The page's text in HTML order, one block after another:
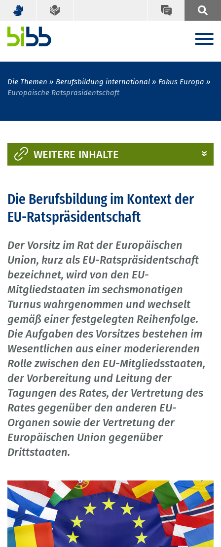
Die Themen Berufsbildung international
Fokus Europa
Europäische Ratspräsidentschaft
WEITERE INHALTE
Die Berufsbildung im Kontext der
EU-Ratspräsidentschaft
Der Vorsitz im Rat der Europäischen
Union, kurz als EU-Ratspräsidentschaft
bezeichnet, wird von den EU-
Mitgliedstaaten im sechsmonatigen
Turnus wahrgenommen und wechselt
gemäß einer festgelegten Reihenfolge.
Die Aufgaben des Vorsitzes bestehen im
Wesentlichen aus einer moderierenden
Rolle zwischen den EU-Mitgliedsstaaten,
der Vorbereitung und Leitung der
Tagungen des Rates, der Vertretung des
Rates gegenüber den anderen EU-
Organen sowie der Vertretung der
Europäischen Union gegenüber
Drittstaaten.